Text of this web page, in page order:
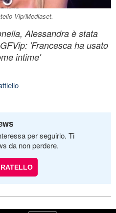
Vip/Mediaset.
Alessandra è stata
'Francesca ha usato
intime'
per seguirlo. Ti
da non perdere.